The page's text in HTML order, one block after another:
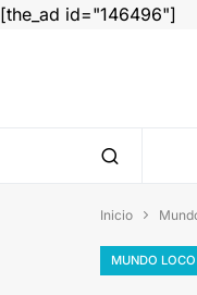
[the_ad id="146496"]
Inicio 
MUNDO LOCO